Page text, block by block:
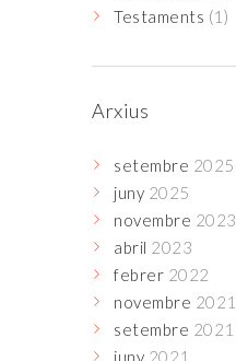
Testaments (1)
Arxius
setembre 2025
juny 2025
novembre 2023
abril 2023
febrer 2022
novembre 2021
setembre 2021
juny 2021